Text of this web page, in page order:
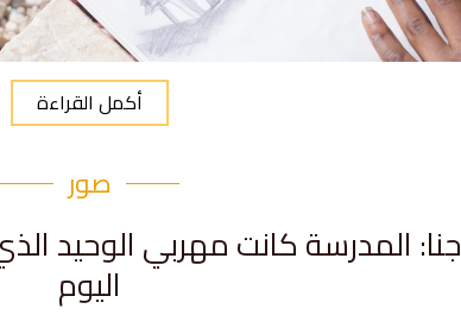
أكمل القراءة
صور
جنا: المدرسة كانت مهربي الوحيد
اليوم